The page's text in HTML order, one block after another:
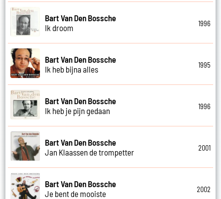
Bart Van Den Bossche
Ik droom
1996
Bart Van Den Bossche
Ik heb bijna alles
1995
Bart Van Den Bossche
Ik heb je pijn gedaan
1996
Bart Van Den Bossche
Jan Klaassen de trompetter
2001
Bart Van Den Bossche
Je bent de mooiste
2002